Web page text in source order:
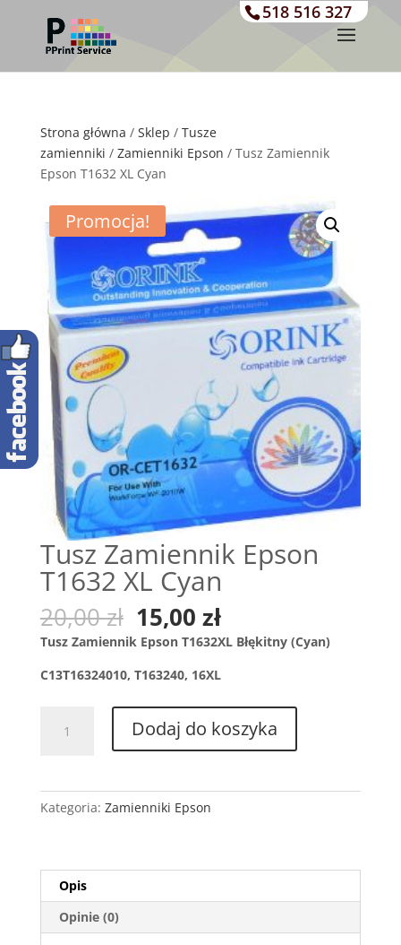
518 516 327
Strona główna / Sklep / Tusze
zamienniki / Zamienniki Epson / Tusz Zamiennik
Epson T1632 XL Cyan
Promocja!
Tusz Zamiennik Epson
T1632 XL Cyan
20,00zł Pierwotna
cena
wynosiła:
20,00 zł.
15,00 złAktualna
cena
wynosi:
15,00 zł.
Tusz Zamiennik Epson T1632XL Błękitny (Cyan)
C13T16324010, T163240, 16XL
Dodaj do koszyka
Kategoria: Zamienniki Epson
Opis
Opinie (0)